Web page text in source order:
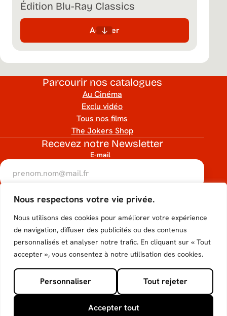
Nous respectons votre vie privée.
Nous utilisons des cookies pour améliorer votre expérience
de navigation, diffuser des publicités ou des contenus
personnalisés et analyser notre trafic. En cliquant sur « Tout
accepter », vous consentez à notre utilisation des cookies.
Personnaliser Tout rejeter
Accepter tout
Édition Blu-Ray Classics
Acheter
Parcourir nos catalogues
Au Cinéma
Exclu vidéo
Tous nos films
The Jokers Shop
Recevez notre Newsletter
E-mail
J’accepte que mon adresse e-mail soit utilisée conformément
à notre politique de confidentialité.
hCaptcha
S'inscrire
Suivez-nous
Accéder
au
compte
Tiktok
de The
Accéder
au
compte
Facebook
de The
Accéder
au
compte
Instagram
de The
Accéder
au
compte
Youtube
de The
Accéder
au
compte
X de
The
© 2026 - The Jokers Films
Mentions légales
Politique de confidentialité